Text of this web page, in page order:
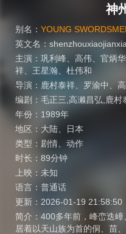
神
别名： YOUNG
英文名： shenzhouxiaojianxia
主演： 巩利峰 高伟 官炳华
祥
王星瀚
杜伟和
导演： 鹿村泰祥 罗渝中
编剧： 毛正三,高濑昌弘,鹿村
年份： 1989年
地区： 大陆
日本
类型： 剧情
动作
时长： 89分钟
上映： 未知
语言： 普通话
更新： 2026-01-19 21:58:50
简介： 400多年前，峰峦迭
居着以天山族为首的侗、苗